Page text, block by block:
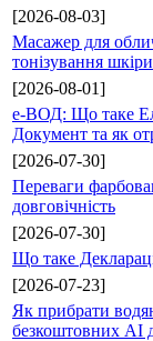
[2026-08-03]
Масажер для
тонізування шкіри
[2026-08-01]
е-ВОД: Що таке
Документ та як
[2026-07-30]
Переваги
довговічність
[2026-07-30]
Що таке
[2026-07-23]
Як прибрати
безкоштовних AI